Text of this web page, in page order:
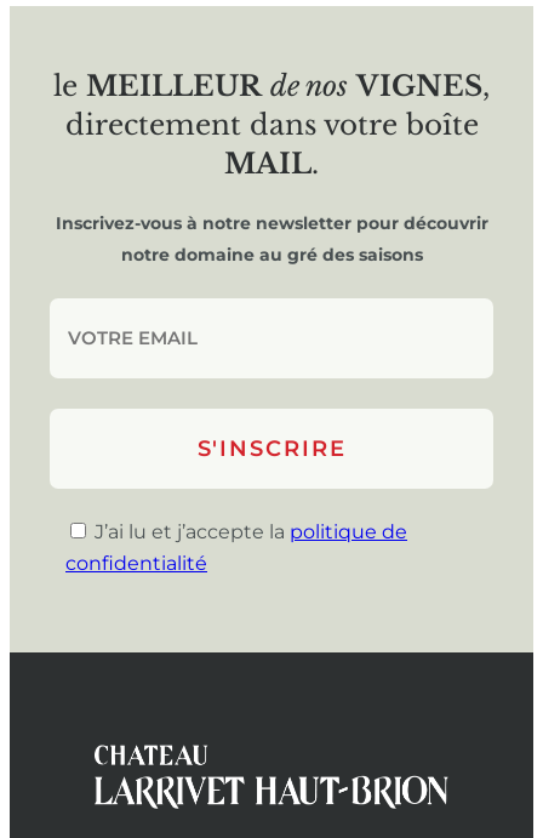
le MEILLEUR de nos VIGNES,
directement dans votre boîte
MAIL.
Inscrivez-vous à notre newsletter pour découvrir
notre domaine au gré des saisons
J’ai lu et j’accepte la politique de
confidentialité